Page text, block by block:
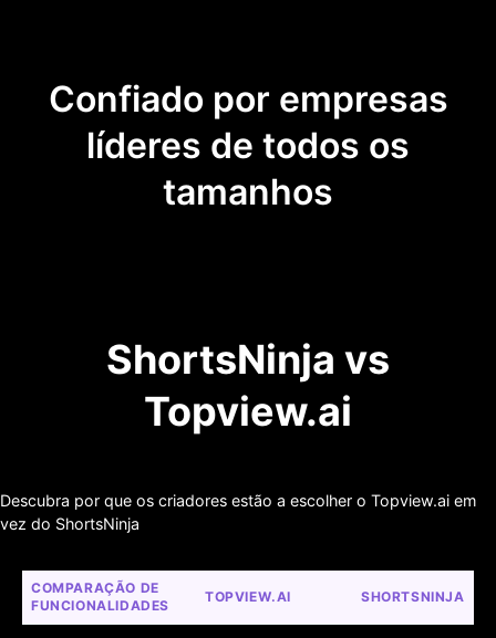
Confiado por empresas
líderes de todos os
tamanhos
ShortsNinja vs
Topview.ai
Descubra por que os criadores estão a escolher o Topview.ai em
vez do ShortsNinja
COMPARAÇÃO DE
FUNCIONALIDADES
TOPVIEW.AI SHORTSNINJA